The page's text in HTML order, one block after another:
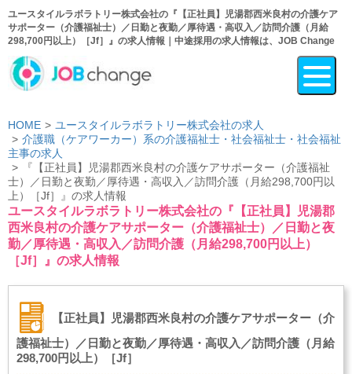
ユースタイルラボラトリー株式会社の『【正社員】児湯郡西米良村の介護ケア
サポーター（介護福祉士）／日勤と夜勤／厚待遇・高収入／訪問介護（月給
298,700円以上）［Jf］』の求人情報｜中途採用の求人情報は、JOB Change
HOME
ユースタイルラボラトリー株式会社の求人
介護職（ケアワーカー）系の介護福祉士・社会福祉士・社会福祉
主事の求人
『【正社員】児湯郡西米良村の介護ケアサポーター（介護福祉
士）／日勤と夜勤／厚待遇・高収入／訪問介護（月給298,700円以
上）［Jf］』の求人情報
ユースタイルラボラトリー株式会社の『【正社員】児湯郡
西米良村の介護ケアサポーター（介護福祉士）／日勤と夜
勤／厚待遇・高収入／訪問介護（月給298,700円以上）
［Jf］』の求人情報
【正社員】児湯郡西米良村の介護ケアサポーター（介
護福祉士）／日勤と夜勤／厚待遇・高収入／訪問介護（月給
298,700円以上）［Jf］